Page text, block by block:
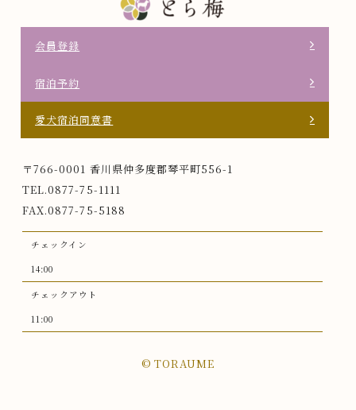
会員登録
宿泊予約
愛犬宿泊同意書
〒766-0001 香川県仲多度郡琴平町556-1
TEL.0877-75-1111
FAX.0877-75-5188
チェックイン
14:00
チェックアウト
11:00
©︎ TORAUME